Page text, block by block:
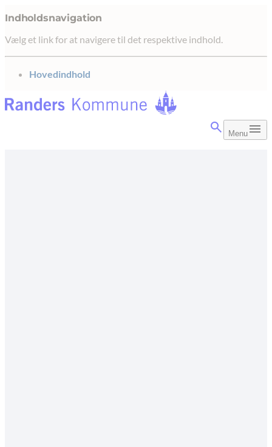
Indholdsnavigation
Vælg et link for at navigere til det respektive indhold.
gå til
Hovedindhold
Menu